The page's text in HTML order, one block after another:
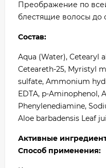
Преображение по
блестящие волосы до
Состав:
Aqua (Water), Cetearyl
Ceteareth-25, Myristyl
sulfate, Ammonium
EDTA, p-Aminophenol,
Phenylenediamine,
Aloe barbadensis Leaf
Активные
Способ применения: